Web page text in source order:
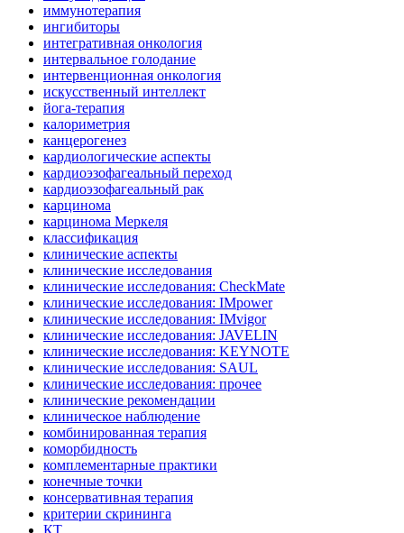
иммунотерапия
ингибиторы
интегративная онкология
интервальное голодание
интервенционная онкология
искусственный интеллект
йога-терапия
калориметрия
канцерогенез
кардиологические аспекты
кардиоэзофагеальный переход
кардиоэзофагеальный рак
карцинома
карцинома Меркеля
классификация
клинические аспекты
клинические исследования
клинические исследования: CheckMate
клинические исследования: IMpower
клинические исследования: IMvigor
клинические исследования: JAVELIN
клинические исследования: KEYNOTE
клинические исследования: SAUL
клинические исследования: прочее
клинические рекомендации
клиническое наблюдение
комбинированная терапия
коморбидность
комплементарные практики
конечные точки
консервативная терапия
критерии скрининга
КТ